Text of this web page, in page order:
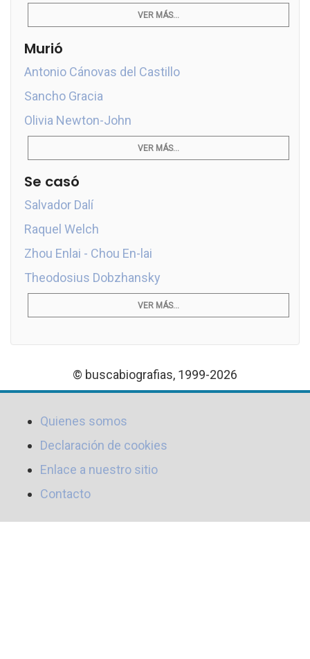
VER MÁS...
Murió
Antonio Cánovas del Castillo
Sancho Gracia
Olivia Newton-John
VER MÁS...
Se casó
Salvador Dalí
Raquel Welch
Zhou Enlai - Chou En-lai
Theodosius Dobzhansky
VER MÁS...
© buscabiografias, 1999-2026
Quienes somos
Declaración de cookies
Enlace a nuestro sitio
Contacto